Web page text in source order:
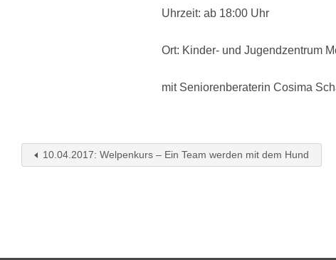
Uhrzeit: ab 18:00 Uhr
Ort: Kinder- und Jugendzentrum
mit Seniorenberaterin Cosima
10.04.2017: Welpenkurs – Ein Team werden mit dem Hund